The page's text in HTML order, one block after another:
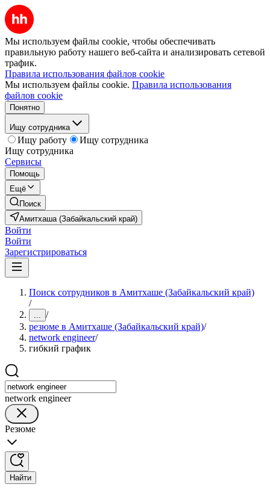
Мы используем файлы cookie, чтобы обеспечивать
правильную работу нашего веб-сайта и анализировать сетевой
трафик.
Правила использования файлов cookie
Мы используем файлы cookie. Правила использования
файлов cookie
Понятно
Ищу сотрудника
Ищу работу
Ищу сотрудника
Ищу сотрудника
Сервисы
Помощь
Ещё
Поиск
Амитхаша (Забайкальский край)
Войти
Войти
Зарегистрироваться
Поиск сотрудников в Амитхаше (Забайкальский край)
/
... /
резюме в Амитхаше (Забайкальский край)/
network engineer/
гибкий график
network engineer
Резюме
Найти